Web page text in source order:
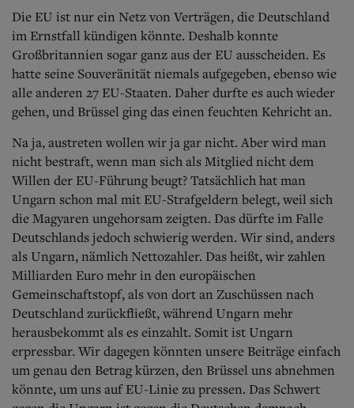
Die EU ist nur ein Netz von Verträgen, die Deutschland
im Ernstfall kündigen könnte. Deshalb konnte
Großbritannien sogar ganz aus der EU ausscheiden. Es
hatte seine Souveränität niemals aufgegeben, ebenso wie
alle anderen 27 EU-Staaten. Daher durfte es auch wieder
gehen, und Brüssel ging das einen feuchten Kehricht an.
Na ja, austreten wollen wir ja gar nicht. Aber wird man
nicht bestraft, wenn man sich als Mitglied nicht dem
Willen der EU-Führung beugt? Tatsächlich hat man
Ungarn schon mal mit EU-Strafgeldern belegt, weil sich
die Magyaren ungehorsam zeigten. Das dürfte im Falle
Deutschlands jedoch schwierig werden. Wir sind, anders
als Ungarn, nämlich Nettozahler. Das heißt, wir zahlen
Milliarden Euro mehr in den europäischen
Gemeinschaftstopf, als von dort an Zuschüssen nach
Deutschland zurückfließt, während Ungarn mehr
herausbekommt als es einzahlt. Somit ist Ungarn
erpressbar. Wir dagegen könnten unsere Beiträge einfach
um genau den Betrag kürzen, den Brüssel uns abnehmen
könnte, um uns auf EU-Linie zu pressen. Das Schwert